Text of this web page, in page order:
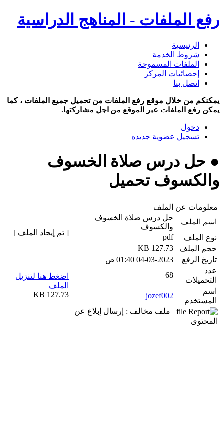
رفع الملفات - المناهج الدراسية
الرئيسية
شروط الخدمة
الملفات المسموحة
إحصائيات المركز
اتصل بنا
يمكنكم من خلال موقع رفع الملفات من تحميل جميع الملفات ، كما
يمكن رفع الملفات عبر الموقع من اجل مشاركتها.
دخول
تسجيل عضوية جديده
● حل درس صلاة الخسوف
والكسوف تحميل
معلومات عن الملف
اسم الملف
حل درس صلاة الخسوف
والكسوف
نوع الملف
pdf
حجم الملف
127.73 KB
تاريخ الرفع
04-03-2023 01:40 ص
عدد
التحميلات
68
اسم
المستخدم
jozef002
ملف مخالف : إرسال إبلاغ عن
المحتوى
[ تم إيجاد الملف ]
اضغط هنا لتنزيل
الملف
127.73 KB